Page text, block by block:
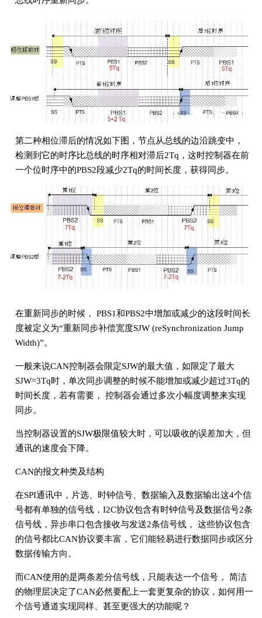
第二种相位滞后的情况如下图，节点从总线的边沿跳变中，
检测到它的时序比总线的时序相对滞后2Tq，这时控制器在前
一个位时序中的PBS2段减少2Tq的时间长度，获得同步。
在重新同步的时候， PBS1和PBS2中增加或减少的这段时间长
度被定义为“重新同步补偿宽度SJW (reSynchronization Jump
Width)”。
一般来说CAN控制器会限定SJW的最大值，如限定了最大
SJW=3Tq时，单次同步调整的时候不能增加或减少超过3Tq的
时间长度，若有需要， 控制器会通过多次小幅度调整来实现
同步。
当控制器设置的SJW极限值较大时，可以吸收的误差加大，但
通讯的速度会下降。
CAN的报文种类及结构
在SPI通讯中，片选、时钟信号、数据输入及数据输出这4个信
号都有单独的信号线，I2C协议包含有时钟信号及数据信号2条
信号线，异步串口包含接收与发送2条信号线， 这些协议包含
的信号都比CAN协议要丰富，它们能轻易进行数据同步或区分
数据传输方向。
而CAN使用的是两条差分信号线，只能表达一个信号， 简洁
的物理层决定了CAN必然要配上一套更复杂的协议，如何用一
个信号通道实现同样、甚至更强大的功能呢？